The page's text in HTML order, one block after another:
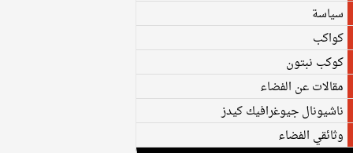
سياسة
كواكب
كوكب نبتون
مقالات عن الفضاء
ناشيونال جيوغرافيك كيدز
وثائقي الفضاء